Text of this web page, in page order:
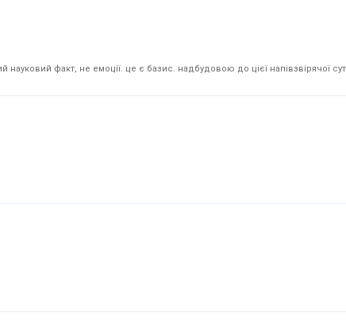
факт, не емоції. це є базис. надбудовою до цієї напівзвірячої